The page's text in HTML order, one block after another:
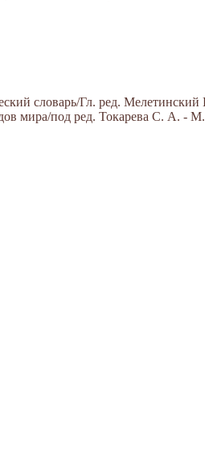
словарь/Гл. ред.
мира/под ред. Токарева С. А. - М.,